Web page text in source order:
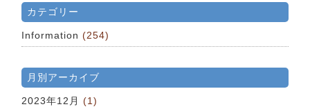
カテゴリー
Information (254)
月別アーカイブ
2023年12月 (1)